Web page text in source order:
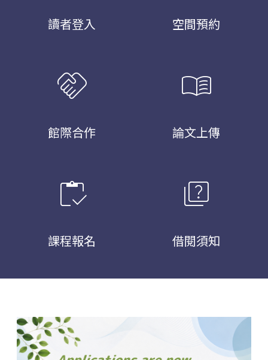
讀者登入 空間預約
handshake
館際合作
menu_book
論文上傳
inventory
課程報名
quiz
借閱須知